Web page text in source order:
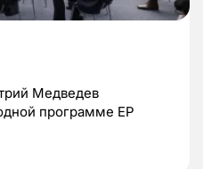
Медведев
программе ЕР